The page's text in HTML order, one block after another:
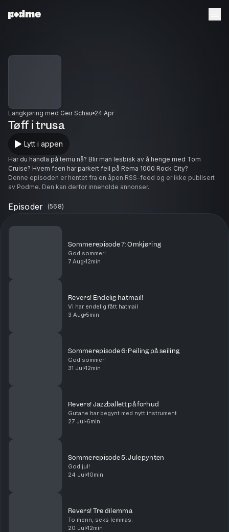
Langkjøring med Geir Schau 24 Apr
Tøff i trusa
Lytt i appen
Har du handla på temu nå? Blir man lesbisk av å henge med Tom
Cruise? Hvem faen har parkert feil på Rema 1000 Rock City?
Denne episoden er hentet fra en åpen RSS-feed og er ikke publisert
av Podme. Den kan derfor inneholde annonser.
Episoder (568)
Sommerepisode 7: Omkjøring
God sommer!
7 Aug 12min
Revers! Endelig hatmail!
Vi har endelig fått hatmail
3 Aug 5min
Sommerepisode 6: Peiling på seiling
God sommer!
31 Jul 12min
Revers! Jazzballett på forhud
Gutane har begynt med nytt instrument
27 Jul 6min
Sommerepisode 5: Julepynten
God jul!
24 Jul 10min
Revers! Tre dilemma
To menn, seks lemmas.
20 Jul 12min